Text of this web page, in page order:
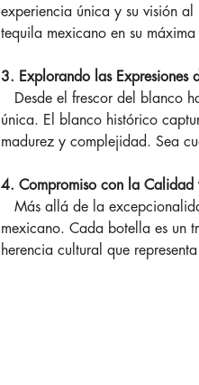
experiencia única y su visión al
tequila mexicano en su máxima
3. Explorando las Expresiones
Desde el frescor del blanco
única. El blanco histórico
madurez y complejidad. Sea
4. Compromiso con la Calidad
Más allá de la
mexicano. Cada botella es un
herencia cultural que